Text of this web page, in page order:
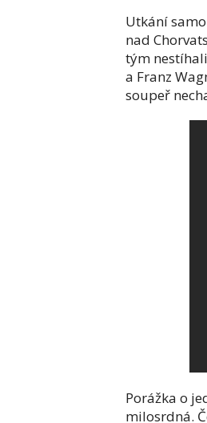
Utkání
nad
tým
a Franz
soupeř
Porážka o
milosrdná.